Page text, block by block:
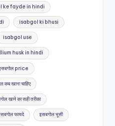
ke fayde in hindi
isabgol ki bhusi
isabgol use
husk in hindi
price
कब खाना चाहिए
खाने का सही तरीका
फायदे इसबगोल भूसी